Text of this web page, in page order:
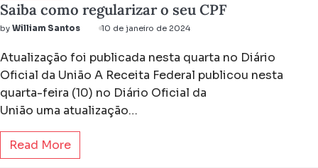
Saiba como regularizar o seu CPF
by William Santos 10 de janeiro de 2024
Atualização foi publicada nesta quarta no Diário
Oficial da União A Receita Federal publicou nesta
quarta-feira (10) no Diário Oficial da
União uma atualização…
Read More